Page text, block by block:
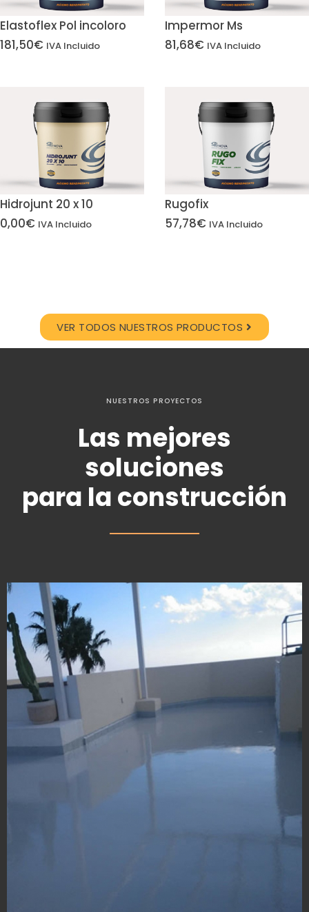
Elastoflex Pol incoloro
181,50€ IVA Incluido
Impermor Ms
81,68€ IVA Incluido
Hidrojunt 20 x 10
0,00€ IVA Incluido
Rugofix
57,78€ IVA Incluido
VER TODOS NUESTROS PRODUCTOS
NUESTROS PROYECTOS
Las mejores
soluciones
para la construcción